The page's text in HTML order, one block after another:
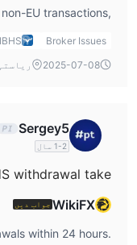
EU transactions,
Standard accounts
on the spread.
Broker Issues
2025-07-08
Sergey5
1-2 سال
withdrawal take?
WikiFX جواب دیں
within 24 hours.